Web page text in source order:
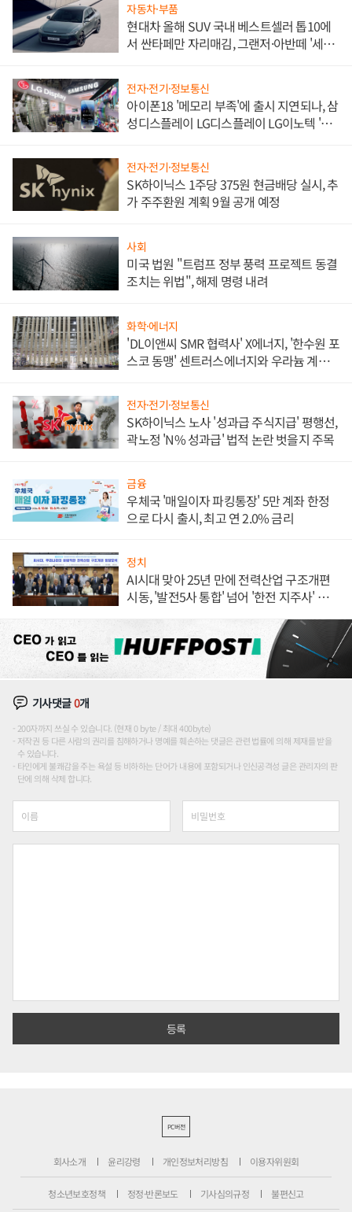
자동차·부품
현대차 올해 SUV 국내 베스트셀러 톱10에
서 싼타페만 자리매김, 그랜저·아반떼 '세단
전자·전기·정보통신
아이폰18 '메모리 부족'에 출시 지연되나, 삼
성디스플레이 LG디스플레이 LG이노텍 '탈
전자·전기·정보통신
SK하이닉스 1주당 375원 현금배당 실시, 추
가 주주환원 계획 9월 공개 예정
사회
미국 법원 "트럼프 정부 풍력 프로젝트 동결
조치는 위법", 해제 명령 내려
화학·에너지
'DL이앤씨 SMR 협력사' X에너지, '한수원 포
스코 동맹' 센트러스에너지와 우라늄 계약
전자·전기·정보통신
SK하이닉스 노사 '성과급 주식지급' 평행선,
곽노정 'N% 성과급' 법적 논란 벗을지 주목
금융
우체국 '매일이자 파킹통장' 5만 계좌 한정
으로 다시 출시, 최고 연 2.0% 금리
정치
AI시대 맞아 25년 만에 전력산업 구조개편
시동, '발전5사 통합' 넘어 '한전 지주사' 재편
기사댓글0개
200자까지 쓰실 수 있습니다. (현재 0 byte / 최대 400byte)
저작권 등 다른 사람의 권리를 침해하거나 명예를 훼손하는 댓글은 관련 법률에 의해 제재를 받을
수 있습니다.
타인에게 불쾌감을 주는 욕설 등 비하하는 단어가 내용에 포함되거나 인신공격성 글은 관리자의 판
단에 의해 삭제 합니다.
PC버전
회사소개 윤리강령 개인정보처리방침 이용자위원회
청소년보호정책 정정·반론보도 기사심의규정 불편신고